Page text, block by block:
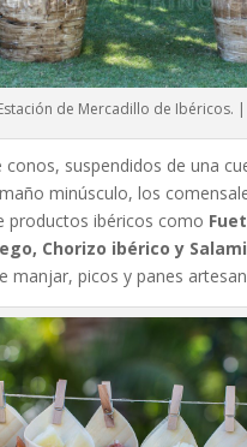
de Mercadillo de Ibéricos.
conos, suspendidos de una
minúsculo, los
productos ibéricos como
Chorizo ibérico y
manjar, picos y panes